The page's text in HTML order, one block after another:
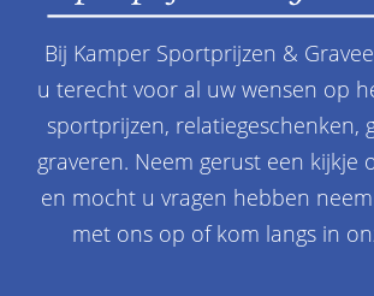
Bij Kamper Sportprijzen &
u terecht voor al uw wensen op
sportprijzen, relatiegeschenken,
graveren. Neem gerust een kijkje
en mocht u vragen hebben
met ons op of kom langs in